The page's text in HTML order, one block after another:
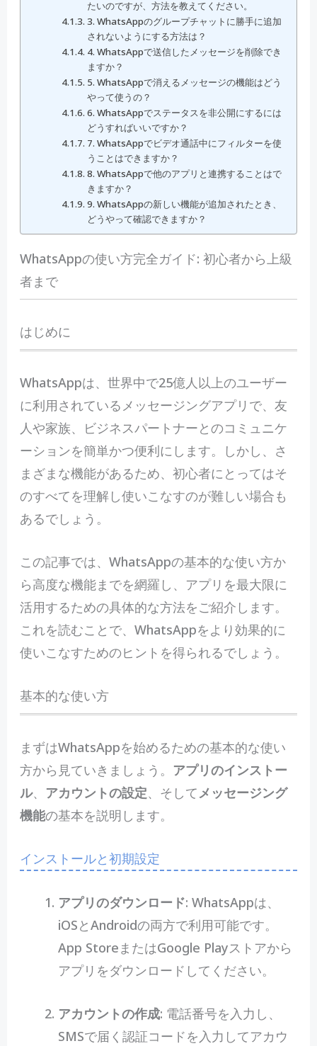
たいのですが、方法を教えてください。
3. WhatsAppのグループチャットに勝手に追加
されないようにする方法は？
4. WhatsAppで送信したメッセージを削除でき
ますか？
5. WhatsAppで消えるメッセージの機能はどう
やって使うの？
6. WhatsAppでステータスを非公開にするには
どうすればいいですか？
7. WhatsAppでビデオ通話中にフィルターを使
うことはできますか？
8. WhatsAppで他のアプリと連携することはで
きますか？
9. WhatsAppの新しい機能が追加されたとき、
どうやって確認できますか？
WhatsAppの使い方完全ガイド: 初心者から上級
者まで
はじめに
WhatsAppは、世界中で25億人以上のユーザー
に利用されているメッセージングアプリで、友
人や家族、ビジネスパートナーとのコミュニケ
ーションを簡単かつ便利にします。しかし、さ
まざまな機能があるため、初心者にとってはそ
のすべてを理解し使いこなすのが難しい場合も
あるでしょう。
この記事では、WhatsAppの基本的な使い方か
ら高度な機能までを網羅し、アプリを最大限に
活用するための具体的な方法をご紹介します。
これを読むことで、WhatsAppをより効果的に
使いこなすためのヒントを得られるでしょう。
基本的な使い方
まずはWhatsAppを始めるための基本的な使い
方から見ていきましょう。 アプリのインストー
ル、 アカウントの設定、そして メッセージング
機能の基本を説明します。
インストールと初期設定
アプリのダウンロード: WhatsAppは、
iOSとAndroidの両方で利用可能です。
App StoreまたはGoogle Playストアから
アプリをダウンロードしてください。
アカウントの作成: 電話番号を入力し、
SMSで届く認証コードを入力してアカウ